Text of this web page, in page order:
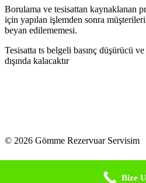
Borulama ve tesisattan kaynaklanan
için yapılan işlemden sonra
beyan edilememesi.
Tesisatta ts belgeli basınç düşürücü
dışında kalacaktır
© 2026 Gömme Rezervuar Servisim
Bize